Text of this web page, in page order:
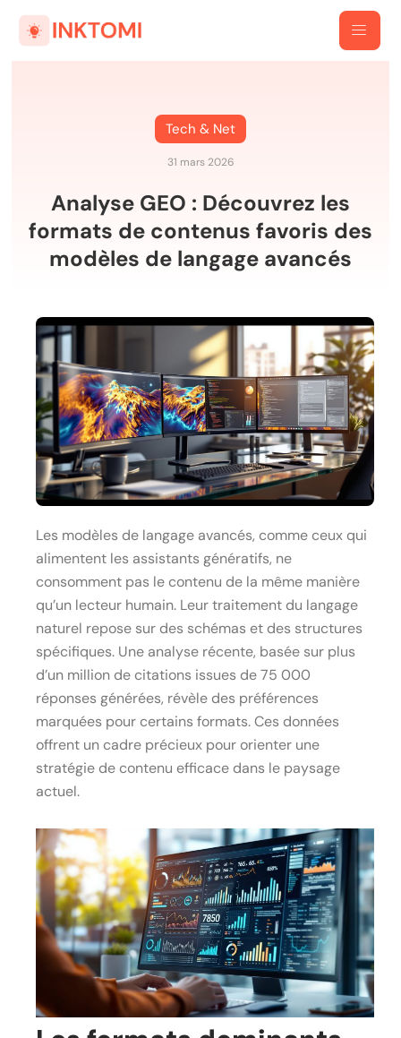
Tech & Net
31 mars 2026
Analyse GEO : Découvrez les
formats de contenus favoris des
modèles de langage avancés
Les modèles de langage avancés, comme ceux qui
alimentent les assistants génératifs, ne
consomment pas le contenu de la même manière
qu’un lecteur humain. Leur traitement du langage
naturel repose sur des schémas et des structures
spécifiques. Une analyse récente, basée sur plus
d’un million de citations issues de 75 000
réponses générées, révèle des préférences
marquées pour certains formats. Ces données
offrent un cadre précieux pour orienter une
stratégie de contenu efficace dans le paysage
actuel.